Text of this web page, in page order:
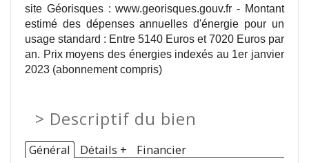
site Géorisques : www.georisques.gouv.fr - Montant
estimé des dépenses annuelles d'énergie pour un
usage standard : Entre 5140 Euros et 7020 Euros par
an. Prix moyens des énergies indexés au 1er janvier
2023 (abonnement compris)
> Descriptif du bien
Général Détails + Financier